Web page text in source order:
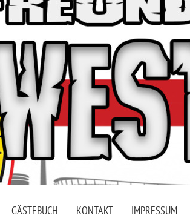
GÄSTEBUCH KONTAKT IMPRESSUM